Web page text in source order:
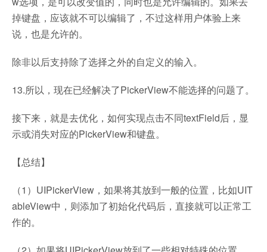
掉键盘，应该就不可以编辑了，不过这样用户体验上来
说，也是允许的。
除非以后支持除了选择之外的自定义的输入。
13.所以，现在已经解决了PickerView不能选择的问题了。
接下来，就是去优化，如何实现点击不同textField后，显
示或消失对应的PickerView和键盘。
【总结】
（1）UIPickerView，如果将其放到一般的位置，比如UIT
ableView中，则添加了初始化代码后，直接就可以正常工
作的。